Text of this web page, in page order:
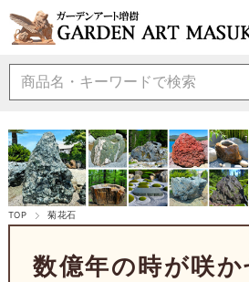
TOP 菊花石
数億年の時が咲